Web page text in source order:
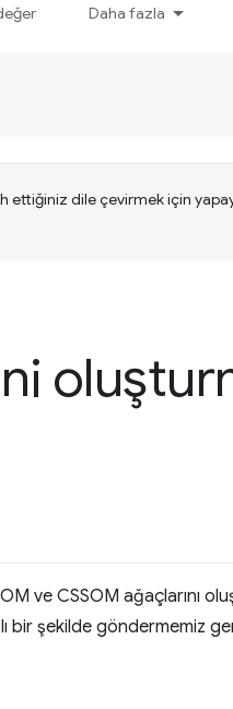
Daha fazla
ettiğiniz dile çevirmek için
ve CSSOM ağaçlarını
bir şekilde göndermemiz